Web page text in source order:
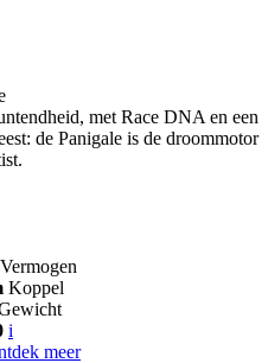
met Race DNA en een
de Panigale is de droommotor
Vermogen
Koppel
i
meer